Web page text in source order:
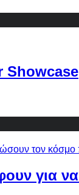
Showcase
για